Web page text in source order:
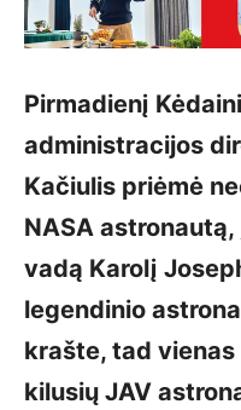
Pirmadienį
administracijos
Kačiulis priėmė
NASA astronautą,
vadą Karolį
legendinio
krašte, tad
kilusių JAV